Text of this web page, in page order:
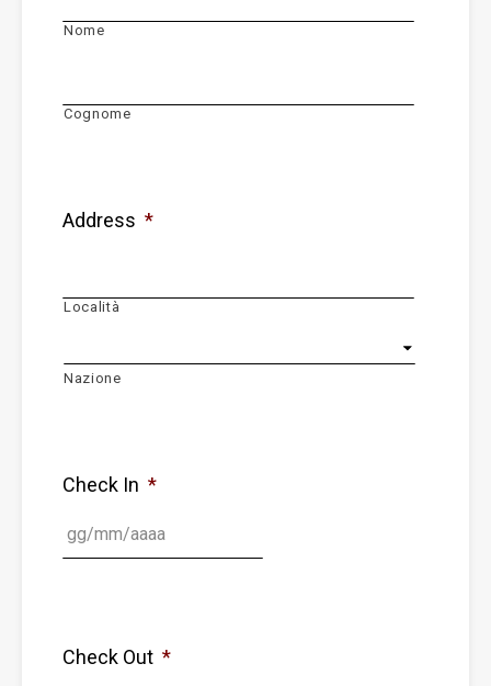
Nome
Cognome
Address *
Località
Nazione
Check In *
Check Out *